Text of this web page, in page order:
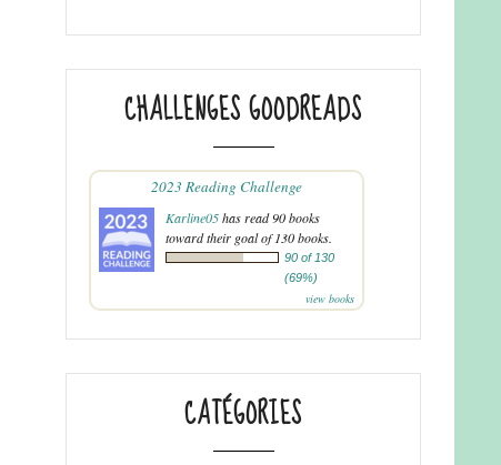
CHALLENGES GOODREADS
2023 Reading Challenge
Karline05has read 90 books
toward their goal of 130 books.
90 of 130
(69%)
view books
CATÉGORIES